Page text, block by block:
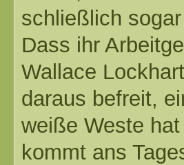
schließlich
Dass ihr
Wallace
daraus befreit,
weiße Weste
kommt ans